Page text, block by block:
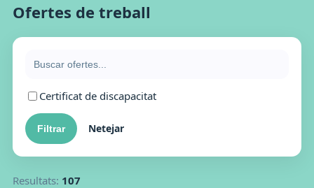
Ofertes de treball
Certificat de discapacitat
Netejar
Resultats: 107